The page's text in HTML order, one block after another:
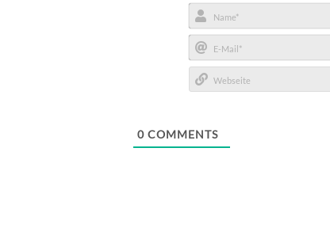
Name*
E-
Mail*
0 COMMENTS